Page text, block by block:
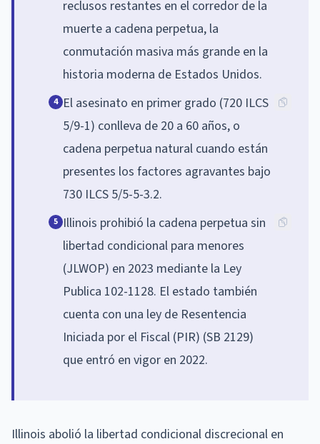
reclusos restantes en el corredor de la
muerte a cadena perpetua, la
conmutación masiva más grande en la
historia moderna de Estados Unidos.
4 El asesinato en primer grado (720 ILCS
5/9-1) conlleva de 20 a 60 años, o
cadena perpetua natural cuando están
presentes los factores agravantes bajo
730 ILCS 5/5-5-3.2.
5 Illinois prohibió la cadena perpetua sin
libertad condicional para menores
(JLWOP) en 2023 mediante la Ley
Publica 102-1128. El estado también
cuenta con una ley de Resentencia
Iniciada por el Fiscal (PIR) (SB 2129)
que entró en vigor en 2022.
Illinois abolió la libertad condicional discrecional en